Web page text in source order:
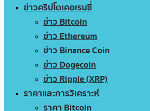
ข่าวคริปโตเคอเรนซี่
ข่าว Bitcoin
ข่าว Ethereum
ข่าว Binance Coin
ข่าว Dogecoin
ข่าว Ripple (XRP)
ราคาและการวิเคราะห์
ราคา Bitcoin